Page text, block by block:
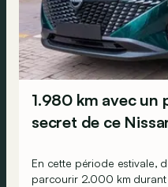
1.980 km avec un
secret de ce
En cette période estivale,
parcourir 2.000 km durant